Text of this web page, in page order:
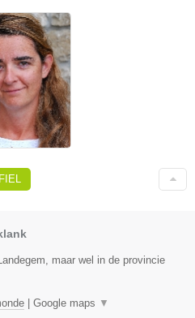
maar wel in de provincie
Google maps ▼